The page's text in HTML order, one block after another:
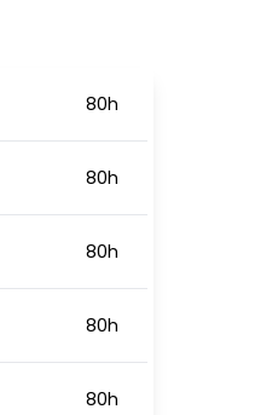
80h
80h
80h
80h
80h